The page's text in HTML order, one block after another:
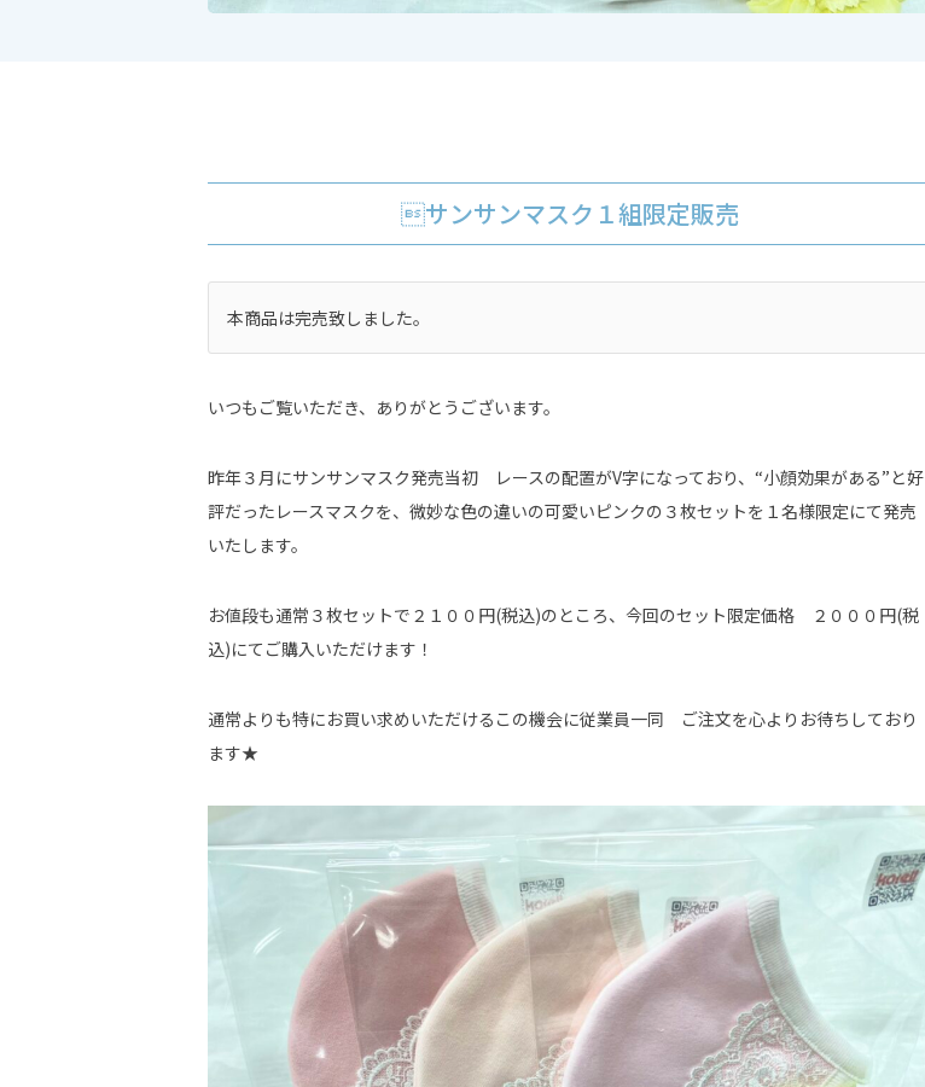
サンサンマスク１組限定販売
本商品は完売致しました。
いつもご覧いただき、ありがとうございます。
昨年３月にサンサンマスク発売当初 レースの配置がV字になっており、“小顔効果がある”と好
評だったレースマスクを、微妙な色の違いの可愛いピンクの３枚セットを１名様限定にて発売
いたします。
お値段も通常３枚セットで２１００円(税込)のところ、今回のセット限定価格 ２０００円(税
込)にてご購入いただけます！
通常よりも特にお買い求めいただけるこの機会に従業員一同 ご注文を心よりお待ちしており
ます★